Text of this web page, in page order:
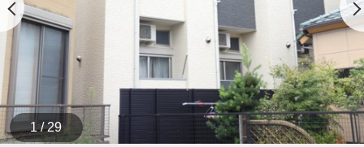
1 / 29